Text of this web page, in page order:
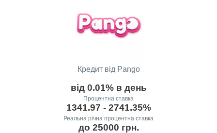
Кредит від Pango
від 0.01% в день
Процентна ставка
1341.97 - 2741.35%
Реальна річна процентна ставка
до 25000 грн.